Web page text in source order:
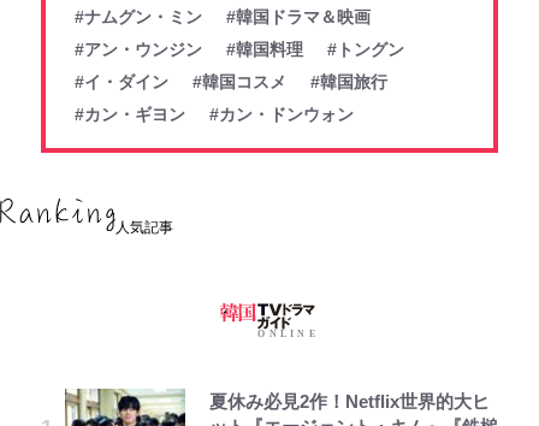
#ナムグン・ミン
#韓国ドラマ＆映画
#アン・ウンジン
#韓国料理
#トングン
#イ・ダイン
#韓国コスメ
#韓国旅行
#カン・ギヨン
#カン・ドンウォン
人気記事
夏休み必見2作！Netflix世界的大ヒ